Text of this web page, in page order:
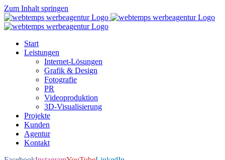
Zum Inhalt springen
Start
Leistungen
Internet-Lösungen
Grafik & Design
Fotografie
PR
Videoproduktion
3D-Visualisierung
Projekte
Kunden
Agentur
Kontakt